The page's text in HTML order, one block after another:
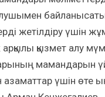
жетілдіру үшін
қызмет алу
мамандарын
азаматтар үшін өте